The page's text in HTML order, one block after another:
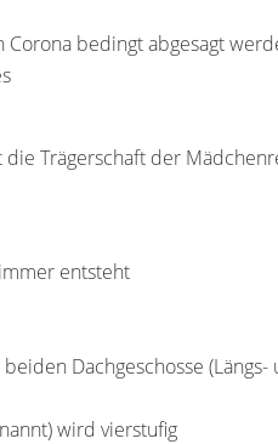
Corona bedingt abgesagt
Trägerschaft der
entsteht
Dachgeschosse (Längs-
wird vierstufig